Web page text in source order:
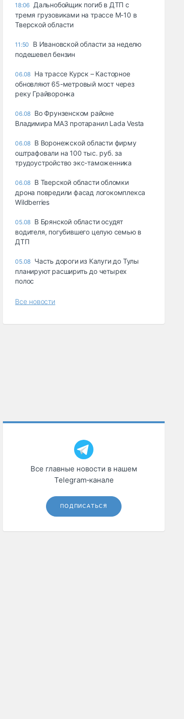
18:06 Дальнобойщик погиб в ДТП с
тремя грузовиками на трассе М-10 в
Тверской области
11:50
В Ивановской области за неделю
подешевел бензин
06.08 На трассе Курск – Касторное
обновляют 65-метровый мост через
реку Грайворонка
06.08 Во Фрунзенском районе
Владимира МАЗ протаранил Lada Vesta
06.08 В Воронежской области фирму
оштрафовали на 100 тыс. руб. за
трудоустройство экс-таможенника
06.08 В Тверской области обломки
дрона повредили фасад логокомплекса
Wildberries
05.08 В Брянской области осудят
водителя, погубившего целую семью в
ДТП
05.08 Часть дороги из Калуги до Тулы
планируют расширить до четырех
полос
Все новости
Все главные новости в нашем
Telegram‑канале
ПОДПИСАТЬСЯ